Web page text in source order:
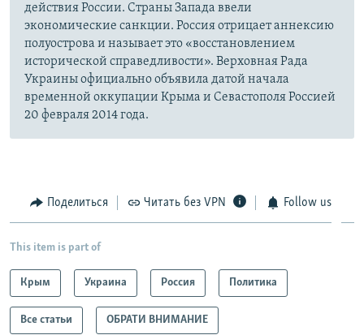
действия России. Страны Запада ввели
экономические санкции. Россия отрицает аннексию
полуострова и называет это «восстановлением
исторической справедливости». Верховная Рада
Украины официально объявила датой начала
временной оккупации Крыма и Севастополя Россией
20 февраля 2014 года.
Поделиться Читать без VPN Follow us
This item is part of
Крым Украина Россия Политика
Все статьи ОБРАТИ ВНИМАНИЕ